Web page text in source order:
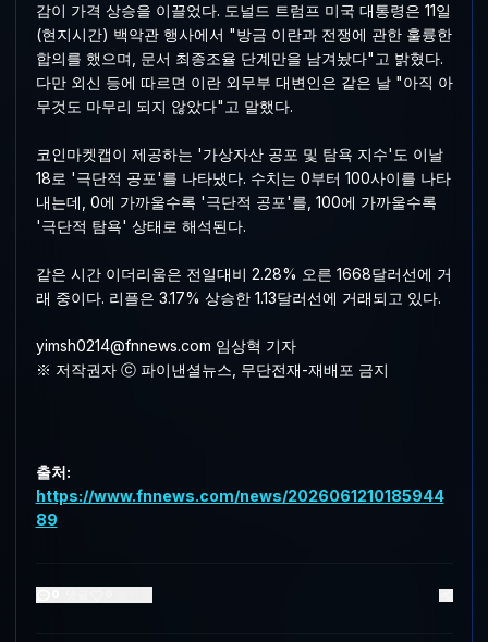
감이 가격 상승을 이끌었다. 도널드 트럼프 미국 대통령은 11일
(현지시간) 백악관 행사에서 "방금 이란과 전쟁에 관한 훌륭한
합의를 했으며, 문서 최종조율 단계만을 남겨놨다"고 밝혔다.
다만 외신 등에 따르면 이란 외무부 대변인은 같은 날 "아직 아
무것도 마무리 되지 않았다"고 말했다.
코인마켓캡이 제공하는 '가상자산 공포 및 탐욕 지수'도 이날
18로 '극단적 공포'를 나타냈다. 수치는 0부터 100사이를 나타
내는데, 0에 가까울수록 '극단적 공포'를, 100에 가까울수록
'극단적 탐욕' 상태로 해석된다.
같은 시간 이더리움은 전일대비 2.28% 오른 1668달러선에 거
래 중이다. 리플은 3.17% 상승한 1.13달러선에 거래되고 있다.
yimsh0214@fnnews.com 임상혁 기자
※ 저작권자 ⓒ 파이낸셜뉴스, 무단전재-재배포 금지
출처:
https://www.fnnews.com/news/2026061210185944
89